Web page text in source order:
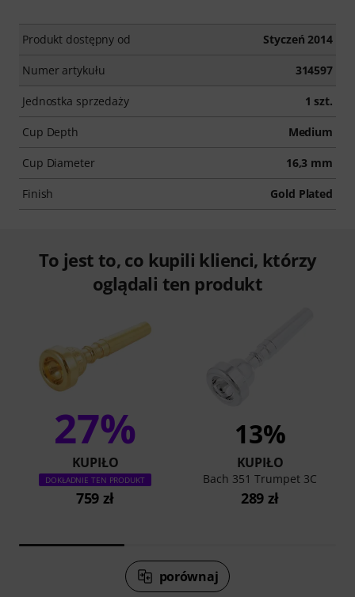
Produkt dostępny od Styczeń 2014
Numer artykułu 314597
Jednostka sprzedaży 1 szt.
Cup Depth Medium
Cup Diameter 16,3 mm
Finish Gold Plated
To jest to, co kupili klienci, którzy
oglądali ten produkt
27%
KUPIŁO
DOKŁADNIE TEN PRODUKT
759 zł
13%
KUPIŁO
Bach 351 Trumpet 3C
289 zł
porównaj